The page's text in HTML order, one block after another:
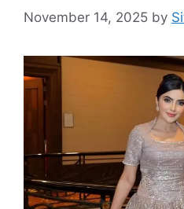
November 14, 2025 by